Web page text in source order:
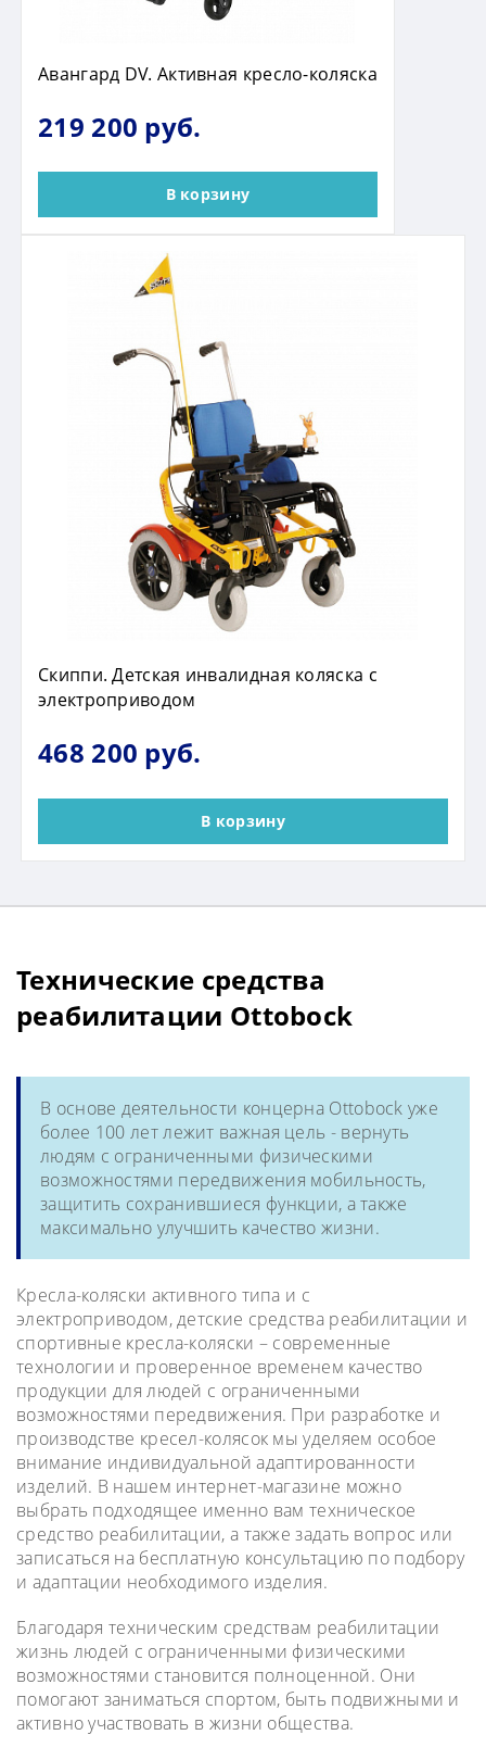
Авангард DV. Активная кресло-коляска
219 200 руб.
В корзину
Скиппи. Детская инвалидная коляска с
электроприводом
468 200 руб.
В корзину
Технические средства
реабилитации Ottobock
В основе деятельности концерна Ottobock уже
более 100 лет лежит важная цель - вернуть
людям с ограниченными физическими
возможностями передвижения мобильность,
защитить сохранившиеся функции, а также
максимально улучшить качество жизни.
Кресла-коляски активного типа и с
электроприводом, детские средства реабилитации и
спортивные кресла-коляски – современные
технологии и проверенное временем качество
продукции для людей с ограниченными
возможностями передвижения. При разработке и
производстве кресел-колясок мы уделяем особое
внимание индивидуальной адаптированности
изделий. В нашем интернет-магазине можно
выбрать подходящее именно вам техническое
средство реабилитации, а также задать вопрос или
записаться на бесплатную консультацию по подбору
и адаптации необходимого изделия.
Благодаря техническим средствам реабилитации
жизнь людей с ограниченными физическими
возможностями становится полноценной. Они
помогают заниматься спортом, быть подвижными и
активно участвовать в жизни общества.